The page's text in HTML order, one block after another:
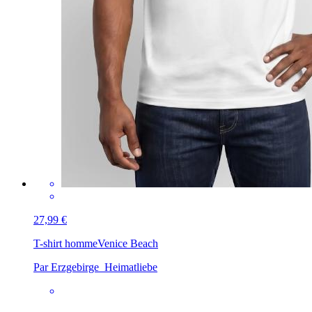
27,99 €
T-shirt hommeVenice Beach
Par Erzgebirge_Heimatliebe